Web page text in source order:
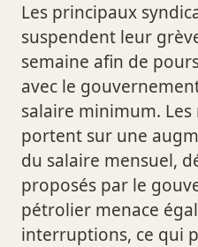
Les principaux
suspendent leur
semaine afin de
avec le
salaire minimum.
portent sur une
du salaire mensuel,
proposés par le
pétrolier menace
interruptions, ce qui